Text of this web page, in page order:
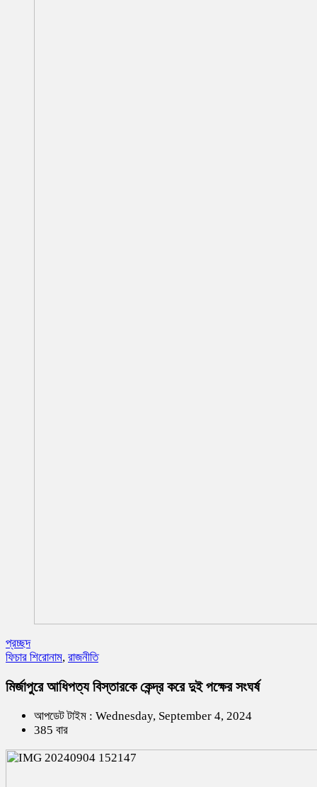
প্রচ্ছদ
ফিচার শিরোনাম, রাজনীতি
মির্জাপুরে আধিপত্য বিস্তারকে কেন্দ্র করে দুই পক্ষের সংঘর্ষ
আপডেট টাইম : Wednesday, September 4, 2024
385 বার